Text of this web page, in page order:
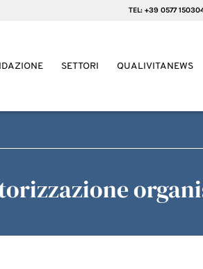
TEL: +39 0577
SETTORI QUALIVITANEWS